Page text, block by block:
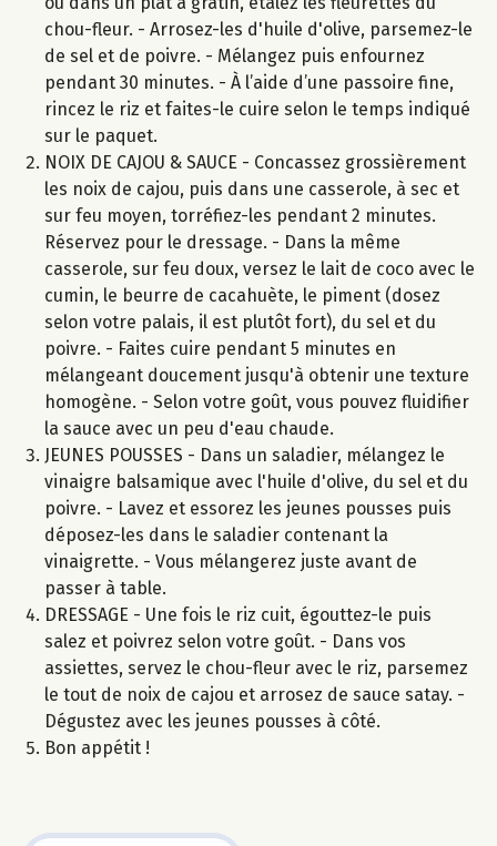
chou-fleur. - Arrosez-les d'huile d'olive, parsemez-le
de sel et de poivre. - Mélangez puis enfournez
pendant 30 minutes. - À l’aide d’une passoire fine,
rincez le riz et faites-le cuire selon le temps indiqué
sur le paquet.
NOIX DE CAJOU & SAUCE - Concassez grossièrement
les noix de cajou, puis dans une casserole, à sec et
sur feu moyen, torréfiez-les pendant 2 minutes.
Réservez pour le dressage. - Dans la même
casserole, sur feu doux, versez le lait de coco avec le
cumin, le beurre de cacahuète, le piment (dosez
selon votre palais, il est plutôt fort), du sel et du
poivre. - Faites cuire pendant 5 minutes en
mélangeant doucement jusqu'à obtenir une texture
homogène. - Selon votre goût, vous pouvez fluidifier
la sauce avec un peu d'eau chaude.
JEUNES POUSSES - Dans un saladier, mélangez le
vinaigre balsamique avec l'huile d'olive, du sel et du
poivre. - Lavez et essorez les jeunes pousses puis
déposez-les dans le saladier contenant la
vinaigrette. - Vous mélangerez juste avant de
passer à table.
DRESSAGE - Une fois le riz cuit, égouttez-le puis
salez et poivrez selon votre goût. - Dans vos
assiettes, servez le chou-fleur avec le riz, parsemez
le tout de noix de cajou et arrosez de sauce satay. -
Dégustez avec les jeunes pousses à côté.
Bon appétit !